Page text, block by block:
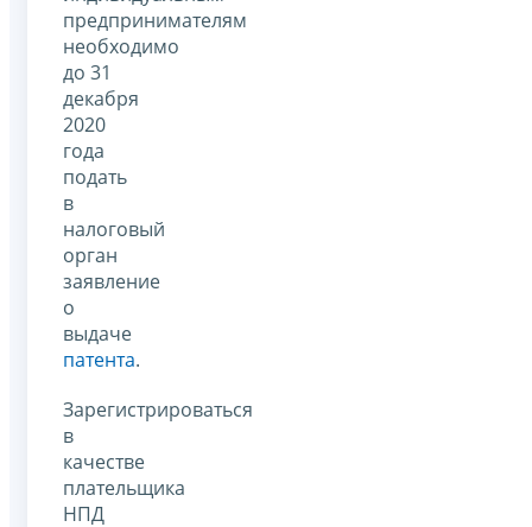
предпринимателям
необходимо
до 31
декабря
2020
года
подать
в
налоговый
орган
заявление
о
выдаче
патента.
Зарегистрироваться
в
качестве
плательщика
НПД